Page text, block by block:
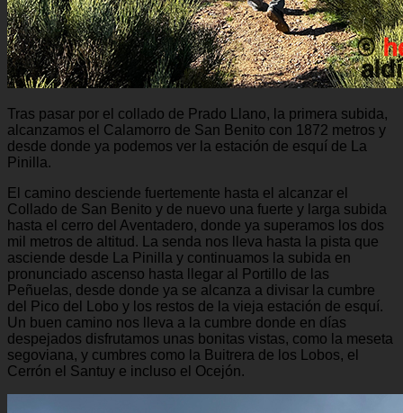
Tras pasar por el collado de Prado Llano, la primera subida,
alcanzamos el Calamorro de San Benito con 1872 metros y
desde donde ya podemos ver la estación de esquí de La
Pinilla.
El camino desciende fuertemente hasta el alcanzar el
Collado de San Benito y de nuevo una fuerte y larga subida
hasta el cerro del Aventadero, donde ya superamos los dos
mil metros de altitud. La senda nos lleva hasta la pista que
asciende desde La Pinilla y continuamos la subida en
pronunciado ascenso hasta llegar al Portillo de las
Peñuelas, desde donde ya se alcanza a divisar la cumbre
del Pico del Lobo y los restos de la vieja estación de esquí.
Un buen camino nos lleva a la cumbre donde en días
despejados disfrutamos unas bonitas vistas, como la meseta
segoviana, y cumbres como la Buitrera de los Lobos, el
Cerrón el Santuy e incluso el Ocejón.